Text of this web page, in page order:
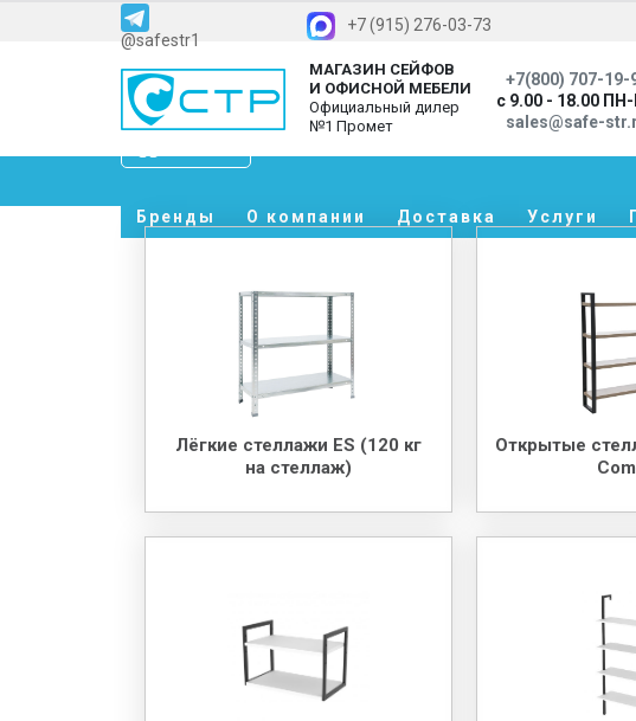
@safestr1
+7 (915) 276-03-73
МАГАЗИН СЕЙФОВ
И ОФИСНОЙ МЕБЕЛИ
Официальный дилер
№1 Промет
+7(800) 707-19-
с 9.00 - 18.00
sales@safe-
Бренды О компании Доставка Услуги
Лёгкие стеллажи ES (120 кг
на стеллаж)
Открытые